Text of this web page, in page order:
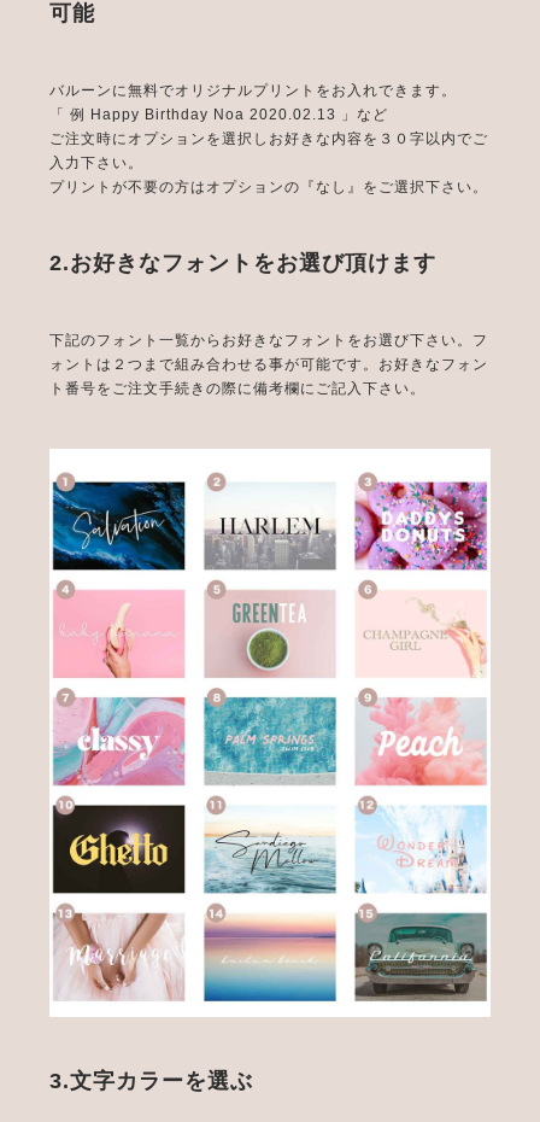
可能
バルーンに無料でオリジナルプリントをお入れできます。
「 例 Happy Birthday Noa 2020.02.13 」など
ご注文時にオプションを選択しお好きな内容を３０字以内でご
入力下さい。
プリントが不要の方はオプションの『なし』をご選択下さい。
2.お好きなフォントをお選び頂けます
下記のフォント一覧からお好きなフォントをお選び下さい。フ
ォントは２つまで組み合わせる事が可能です。お好きなフォン
ト番号をご注文手続きの際に備考欄にご記入下さい。
3.文字カラーを選ぶ